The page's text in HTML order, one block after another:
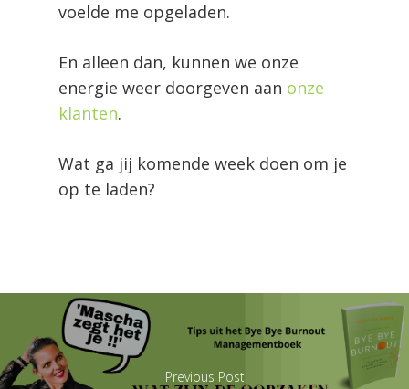
voelde me opgeladen.
En alleen dan, kunnen we onze
energie weer doorgeven aan onze
klanten.
Wat ga jij komende week doen om je
op te laden?
Previous Post